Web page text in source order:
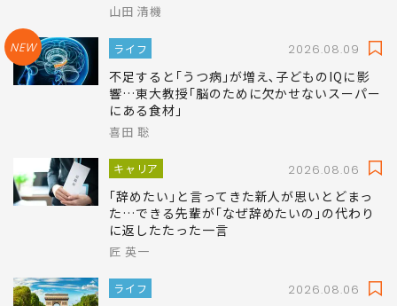
山田 清機
NEW ライフ 2026.08.09
不足すると｢うつ病｣が増え､子どものIQに影
響…東大教授｢脳のために欠かせないスーパー
にある食材｣
喜田 聡
キャリア 2026.08.06
｢辞めたい｣と言ってきた新人が思いとどまっ
た…できる先輩が｢なぜ辞めたいの｣の代わり
に返したたった一言
匠 英一
ライフ 2026.08.06